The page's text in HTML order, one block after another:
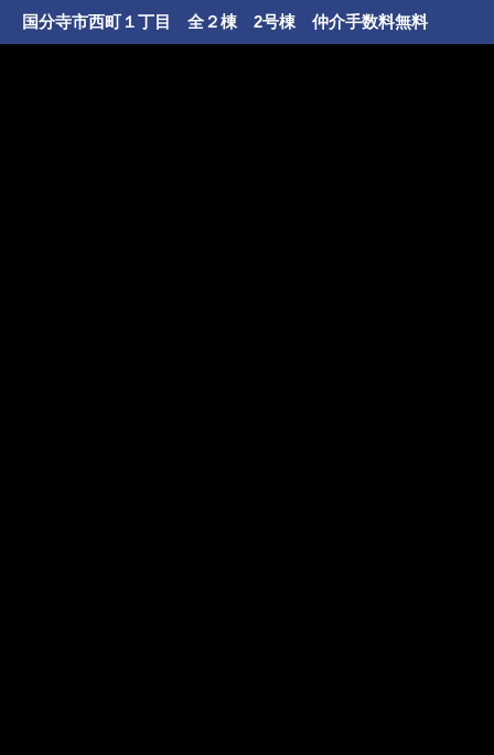
国分寺市西町１丁目 全２棟 2号棟 仲介手数料無料